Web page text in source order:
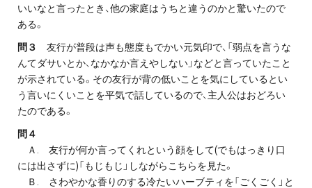
いいなと言ったとき、他の家庭はうちと違うのかと驚いたので
ある。
問３
友行が普段は声も態度もでかい元気印で、「弱点を言うな
んてダサいとか、なかなか言えやしない」などと言っていたこと
が示されている。その友行が背の低いことを気にしているとい
う言いにくいことを平気で話しているので、主人公はおどろい
たのである。
問４
Ａ. 友行が何か言ってくれという顔をして(でもはっきり口
には出さずに)「もじもじ」しながらこちらを見た。
Ｂ. さわやかな香りのする冷たいハーブティを「ごくごく」と